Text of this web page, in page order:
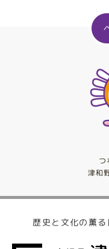
歴史と文化の薫